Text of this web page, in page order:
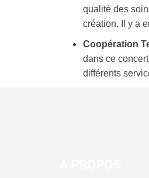
qualité des
création. Il y a
Coopération
dans ce
différents